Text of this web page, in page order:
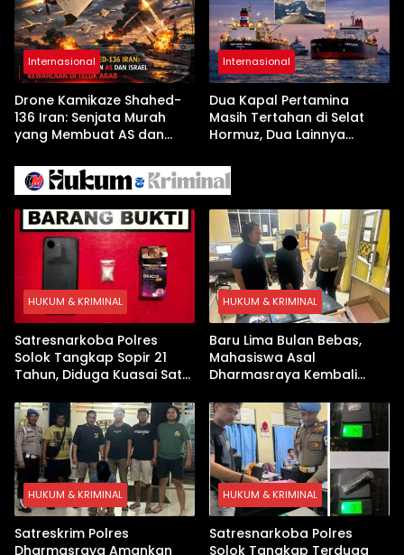
Internasional
Drone Kamikaze Shahed-
136 Iran: Senjata Murah
yang Membuat AS dan
Arab
Internasional
Dua Kapal Pertamina
Masih Tertahan di Selat
Hormuz, Dua Lainnya
HUKUM & KRIMINAL
Satresnarkoba Polres
Solok Tangkap Sopir 21
Tahun, Diduga Kuasai Satu
HUKUM & KRIMINAL
Baru Lima Bulan Bebas,
Mahasiswa Asal
Dharmasraya Kembali
HUKUM & KRIMINAL
Satreskrim Polres
Dharmasraya Amankan
HUKUM & KRIMINAL
Satresnarkoba Polres
Solok Tangkap Terduga